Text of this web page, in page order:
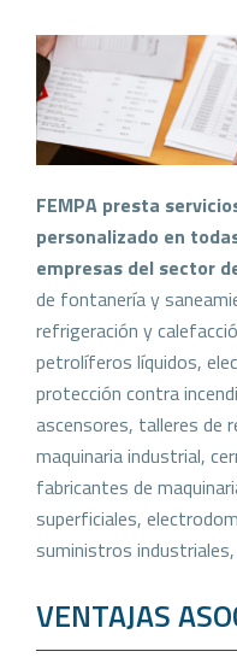
FEMPA presta
personalizado en
empresas del sector
de fontanería y
refrigeración y
petrolíferos líquidos,
protección contra
ascensores, talleres de
maquinaria industrial,
fabricantes de
superficiales,
suministros
VENTAJAS